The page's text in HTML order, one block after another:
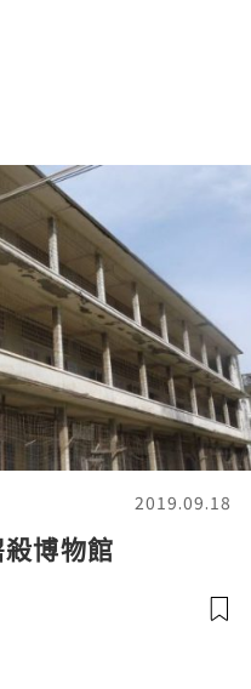
2019.09.18
博物館